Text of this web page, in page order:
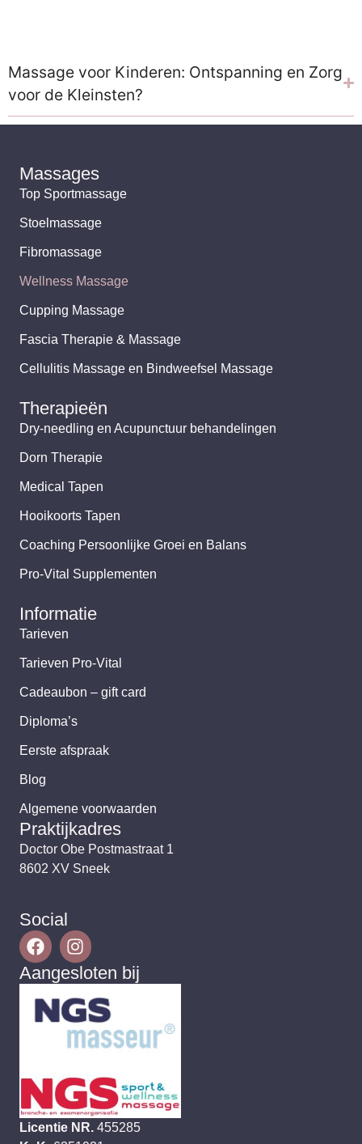
Massage voor Kinderen: Ontspanning en Zorg
voor de Kleinsten?
Massages
Top Sportmassage
Stoelmassage
Fibromassage
Wellness Massage
Cupping Massage
Fascia Therapie & Massage
Cellulitis Massage en Bindweefsel Massage
Therapieën
Dry-needling en Acupunctuur behandelingen
Dorn Therapie
Medical Tapen
Hooikoorts Tapen
Coaching Persoonlijke Groei en Balans
Pro-Vital Supplementen
Informatie
Tarieven
Tarieven Pro-Vital
Cadeaubon – gift card
Diploma’s
Eerste afspraak
Blog
Algemene voorwaarden
Praktijkadres
Doctor Obe Postmastraat 1
8602 XV Sneek
Social
Aangesloten bij
Licentie NR. 455285